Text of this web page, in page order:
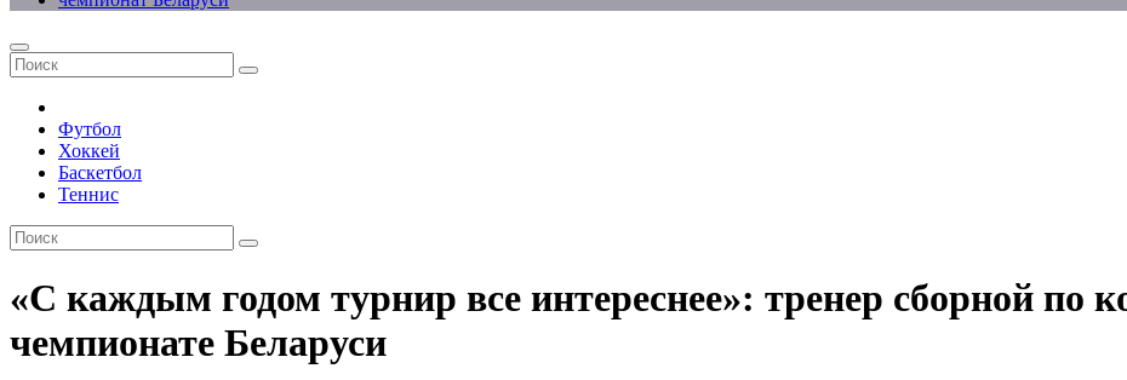
Футбол
Хоккей
Баскетбол
Теннис
«С каждым годом турнир все интереснее»: тренер сборной по
чемпионате Беларуси